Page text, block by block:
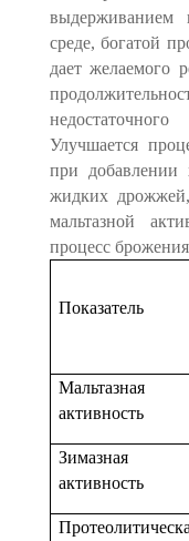
выдерживанием
среде, богатой
дает желаемого
Улучшается
при добавлении
жидких
мальтазной
процесс
Показатель
Мальтазная
активность
Зимазная
активность